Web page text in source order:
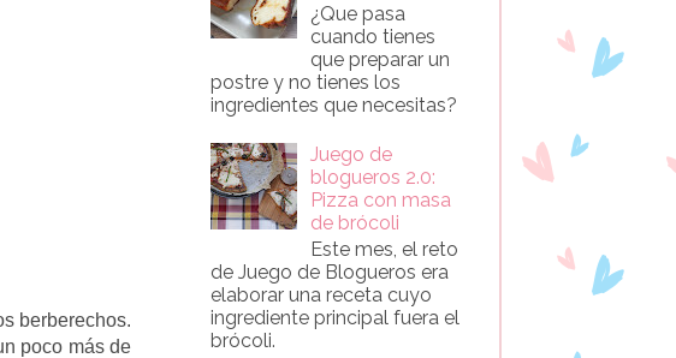
berberechos.
poco más de
¿Que pasa
cuando tienes
que preparar un
postre y no tienes los
ingredientes que necesitas?
Juego de
blogueros 2.0:
Pizza con masa
de brócoli
Este mes, el reto
de Juego de Blogueros era
elaborar una receta cuyo
ingrediente principal fuera el
brócoli.